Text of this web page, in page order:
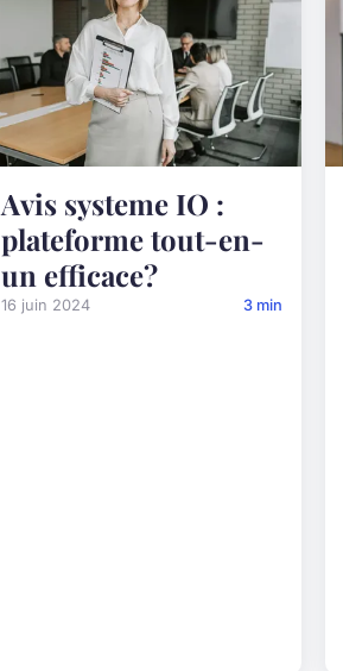
Avis systeme IO :
plateforme tout-en-
un efficace?
16 juin 2024 3 min